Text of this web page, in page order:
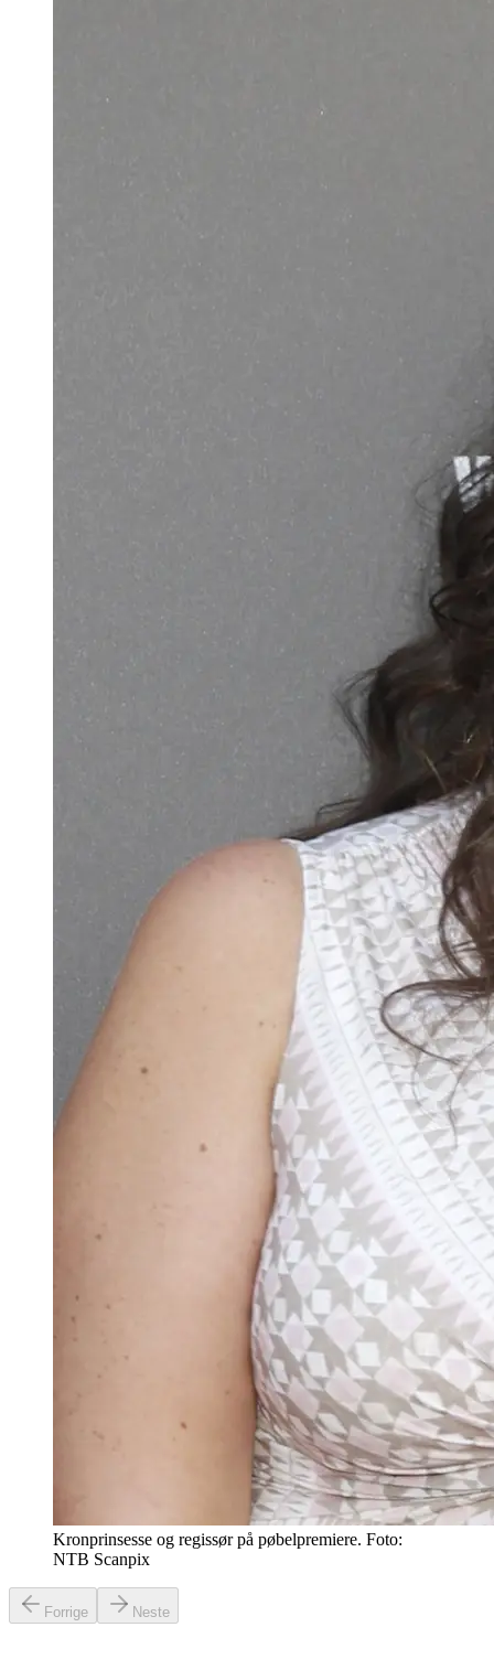
Kronprinsesse og regissør på pøbelpremiere. Foto:
NTB Scanpix
Forrige Neste